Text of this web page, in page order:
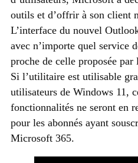
outils et d’offrir à son client
L’interface du nouvel
avec n’importe quel service
proche de celle proposée
Si l’utilitaire est utilisable
utilisateurs de Windows 11,
fonctionnalités ne seront en
pour les abonnés ayant
Microsoft 365.